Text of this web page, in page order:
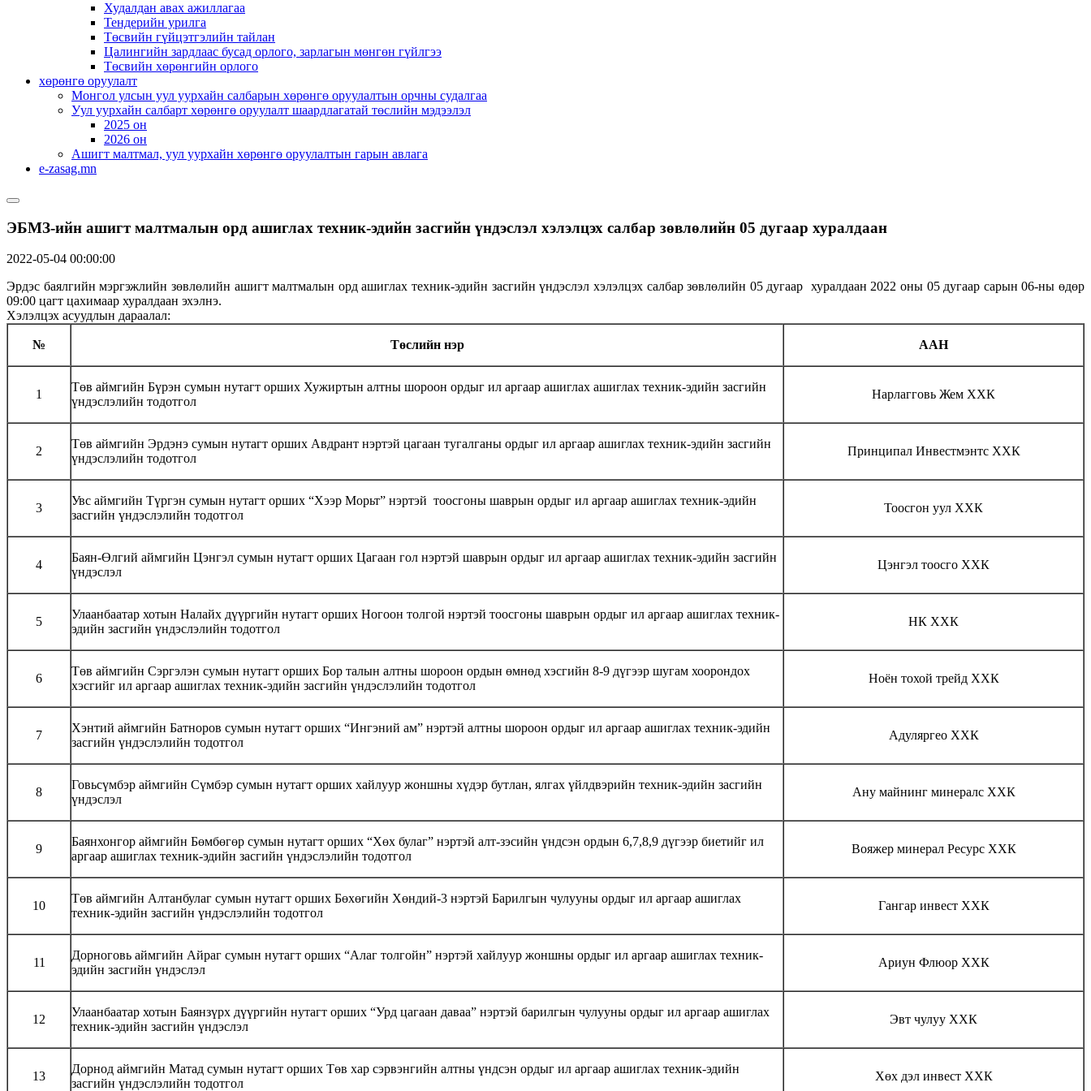
Худалдан авах ажиллагаа
Тендерийн урилга
Төсвийн гүйцэтгэлийн тайлан
Цалингийн зардлаас бусад орлого, зарлагын мөнгөн гүйлгээ
Төсвийн хөрөнгийн орлого
хөрөнгө оруулалт
Монгол улсын уул уурхайн салбарын хөрөнгө оруулалтын орчны судалгаа
Уул уурхайн салбарт хөрөнгө оруулалт шаардлагатай төслийн мэдээлэл
2025 он
2026 он
Ашигт малтмал, уул уурхайн хөрөнгө оруулалтын гарын авлага
e-zasag.mn
ЭБМЗ-ийн ашигт малтмалын орд ашиглах техник-эдийн засгийн үндэслэл хэлэлцэх салбар зөвлөлийн 05 дугаар хуралдаан
2022-05-04 00:00:00
Эрдэс баялгийн мэргэжлийн зөвлөлийн ашигт малтмалын орд ашиглах техник-эдийн засгийн үндэслэл хэлэлцэх салбар зөвлөлийн 05 дугаар хуралдаан 2022 оны 05 дугаар сарын 06-ны өдөр
09:00 цагт цахимаар хуралдаан эхэлнэ.
Хэлэлцэх асуудлын дараалал:
№ Төслийн нэр ААН
1
Төв аймгийн Бүрэн сумын нутагт орших Хужиртын алтны шороон ордыг ил аргаар ашиглах ашиглах техник-эдийн засгийн
үндэслэлийн тодотгол
Нарлагговь Жем ХХК
2
Төв аймгийн Эрдэнэ сумын нутагт орших Авдрант нэртэй цагаан тугалганы ордыг ил аргаар ашиглах техник-эдийн засгийн
үндэслэлийн тодотгол
Принципал Инвестмэнтс ХХК
3
Увс аймгийн Түргэн сумын нутагт орших “Хээр Морьт” нэртэй тоосгоны шаврын ордыг ил аргаар ашиглах техник-эдийн
засгийн үндэслэлийн тодотгол
Тоосгон уул ХХК
4
Баян-Өлгий аймгийн Цэнгэл сумын нутагт орших Цагаан гол нэртэй шаврын ордыг ил аргаар ашиглах техник-эдийн засгийн
үндэслэл
Цэнгэл тоосго ХХК
5
Улаанбаатар хотын Налайх дүүргийн нутагт орших Ногоон толгой нэртэй тоосгоны шаврын ордыг ил аргаар ашиглах техник-
эдийн засгийн үндэслэлийн тодотгол
НК ХХК
6
Төв аймгийн Сэргэлэн сумын нутагт орших Бор талын алтны шороон ордын өмнөд хэсгийн 8-9 дүгээр шугам хоорондох
хэсгийг ил аргаар ашиглах техник-эдийн засгийн үндэслэлийн тодотгол
Ноён тохой трейд ХХК
7
Хэнтий аймгийн Батноров сумын нутагт орших “Ингэний ам” нэртэй алтны шороон ордыг ил аргаар ашиглах техник-эдийн
засгийн үндэслэлийн тодотгол
Адуляргео ХХК
8
Говьсүмбэр аймгийн Сүмбэр сумын нутагт орших хайлуур жоншны хүдэр бутлан, ялгах үйлдвэрийн техник-эдийн засгийн
үндэслэл
Ану майнинг минералс ХХК
9
Баянхонгор аймгийн Бөмбөгөр сумын нутагт орших “Хөх булаг” нэртэй алт-зэсийн үндсэн ордын 6,7,8,9 дүгээр биетийг ил
аргаар ашиглах техник-эдийн засгийн үндэслэлийн тодотгол
Вояжер минерал Ресурс ХХК
10
Төв аймгийн Алтанбулаг сумын нутагт орших Бөхөгийн Хөндий-3 нэртэй Барилгын чулууны ордыг ил аргаар ашиглах
техник-эдийн засгийн үндэслэлийн тодотгол
Гангар инвест ХХК
11
Дорноговь аймгийн Айраг сумын нутагт орших “Алаг толгойн” нэртэй хайлуур жоншны ордыг ил аргаар ашиглах техник-
эдийн засгийн үндэслэл
Ариун Флюор ХХК
12
Улаанбаатар хотын Баянзүрх дүүргийн нутагт орших “Урд цагаан даваа” нэртэй барилгын чулууны ордыг ил аргаар ашиглах
техник-эдийн засгийн үндэслэл
Эвт чулуу ХХК
13
Дорнод аймгийн Матад сумын нутагт орших Төв хар сэрвэнгийн алтны үндсэн ордыг ил аргаар ашиглах техник-эдийн
засгийн үндэслэлийн тодотгол
Хөх дэл инвест ХХК